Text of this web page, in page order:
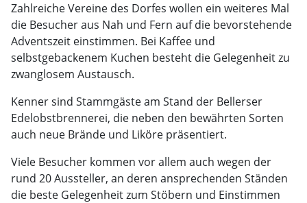
Zahlreiche Vereine des Dorfes wollen ein weiteres Mal
die Besucher aus Nah und Fern auf die bevorstehende
Adventszeit einstimmen. Bei Kaffee und
selbstgebackenem Kuchen besteht die Gelegenheit zu
zwanglosem Austausch.
Kenner sind Stammgäste am Stand der Bellerser
Edelobstbrennerei, die neben den bewährten Sorten
auch neue Brände und Liköre präsentiert.
Viele Besucher kommen vor allem auch wegen der
rund 20 Aussteller, an deren ansprechenden Ständen
die beste Gelegenheit zum Stöbern und Einstimmen